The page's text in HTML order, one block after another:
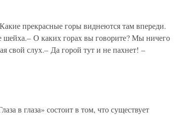
прекрасные горы виднеются там впереди.
О каких горах вы говорите? Мы ничего
свой слух.– Да горой тут и не пахнет! –
в глаза» состоит в том, что существует